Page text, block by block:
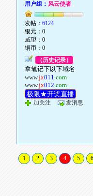
用户组： 风云使者
发帖：6124
银元：0
威望：0
铜币：0
（历史记录）
拿笔记下以下域名
www.jx011.com
www.jx012.com
极限★开奖直播
加关注 发消息
1 2 3 4 5 6